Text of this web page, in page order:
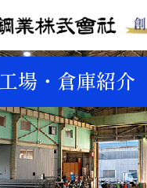
工場・倉庫紹介